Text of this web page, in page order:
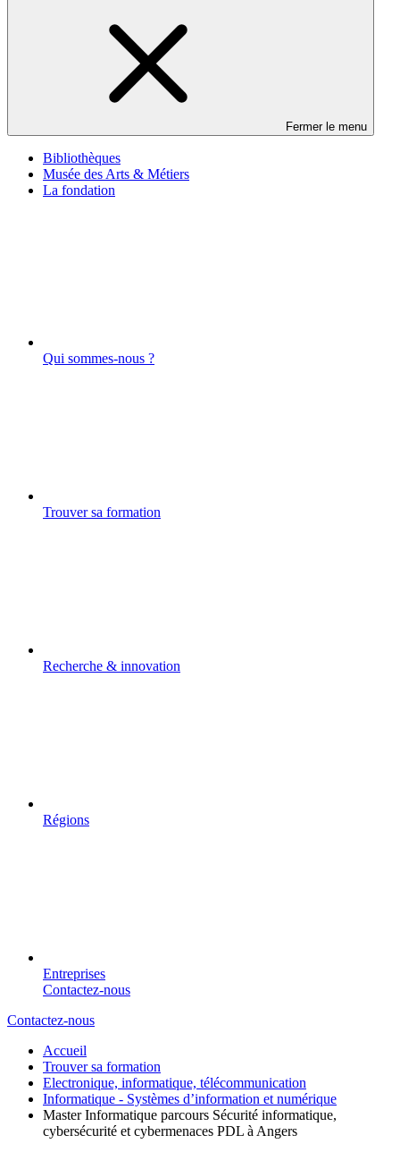
Fermer le menu
Bibliothèques
Musée des Arts & Métiers
La fondation
Qui sommes-nous ?
Trouver sa formation
Recherche & innovation
Régions
Entreprises
Contactez-nous
Contactez-nous
Accueil
Trouver sa formation
Electronique, informatique, télécommunication
Informatique - Systèmes d’information et numérique
Master Informatique parcours Sécurité informatique,
cybersécurité et cybermenaces PDL à Angers